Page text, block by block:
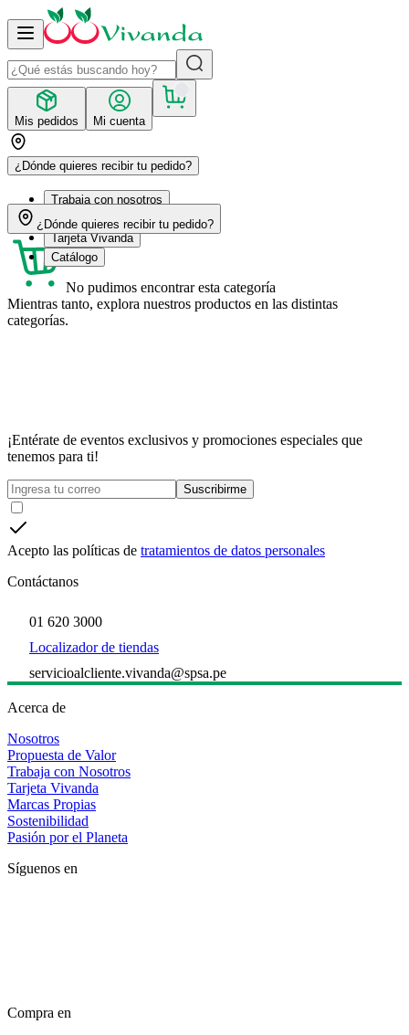
Mis pedidos Mi cuenta
¿Dónde quieres recibir tu pedido?
Trabaja con nosotros
Recetas
Tarjeta Vivanda
Catálogo
¿Dónde quieres recibir tu pedido?
No pudimos encontrar esta categoría
Mientras tanto, explora nuestros productos en las distintas
categorías.
¡Entérate de eventos exclusivos y promociones especiales que
tenemos para ti!
Suscribirme
Acepto las políticas de tratamientos de datos personales
Contáctanos
01 620 3000
Localizador de tiendas
servicioalcliente.vivanda@spsa.pe
Acerca de
Nosotros
Propuesta de Valor
Trabaja con Nosotros
Tarjeta Vivanda
Marcas Propias
Sostenibilidad
Pasión por el Planeta
Síguenos en
Compra en